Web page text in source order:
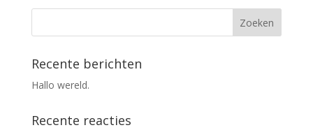
Recente berichten
Hallo wereld.
Recente reacties